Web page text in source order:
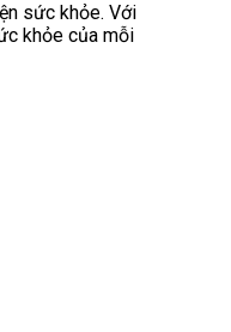
sức khỏe. Với
khỏe của mỗi